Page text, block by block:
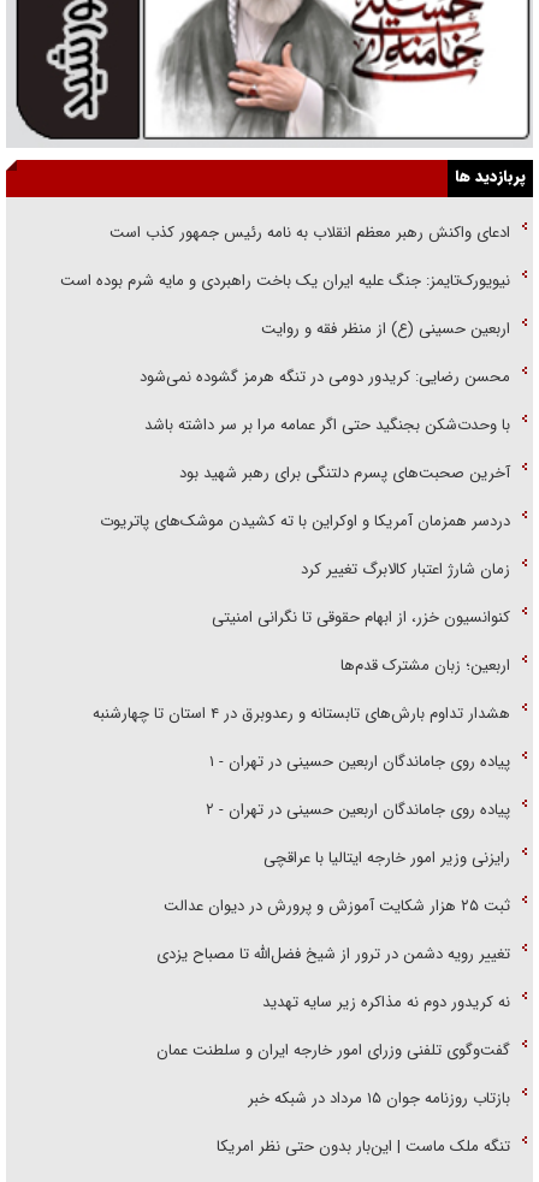
پربازدید ها
ادعای واکنش رهبر معظم انقلاب به نامه رئیس جمهور کذب است
نیویورک‌تایمز: جنگ علیه ایران یک باخت راهبردی و مایه شرم بوده است
اربعین حسینی (ع) از منظر فقه و روایت
محسن رضایی: کریدور دومی در تنگه هرمز گشوده نمی‌شود
با وحدت‌شکن بجنگید حتی اگر عمامه مرا بر سر داشته باشد
آخرین صحبت‌های پسرم دلتنگی برای رهبر شهید بود
دردسر همزمان آمریکا و اوکراین با ته کشیدن موشک‌های پاتریوت
زمان شارژ اعتبار کالابرگ تغییر کرد
کنوانسیون خزر، از ابهام حقوقی تا نگرانی امنیتی
اربعین؛ زبان مشترک قدم‌ها
هشدار تداوم بارش‌های تابستانه و رعدوبرق در ۴ استان تا چهارشنبه
پیاده روی جاماندگان اربعین حسینی در تهران - ۱
پیاده روی جاماندگان اربعین حسینی در تهران - ۲
رایزنی وزیر امور خارجه ایتالیا با عراقچی
ثبت ۲۵ هزار شکایت آموزش و پرورش در دیوان عدالت
تغییر رویه دشمن در ترور از شیخ فضل‌الله تا مصباح یزدی
نه کریدور دوم نه مذاکره زیر سایه تهدید
گفت‌وگوی تلفنی وزرای امور خارجه ایران و سلطنت عمان
بازتاب روزنامه جوان ۱۵ مرداد در شبکه خبر
تنگه ملک ماست | این‌بار بدون حتی نظر امریکا